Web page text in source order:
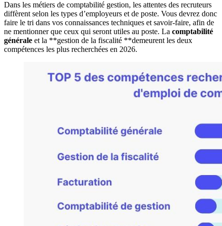
Dans les métiers de comptabilité gestion, les attentes des recruteurs
diffèrent selon les types d’employeurs et de poste. Vous devrez donc
faire le tri dans vos connaissances techniques et savoir-faire, afin de
ne mentionner que ceux qui seront utiles au poste. La comptabilité
générale et la **gestion de la fiscalité **demeurent les deux
compétences les plus recherchées en 2026.